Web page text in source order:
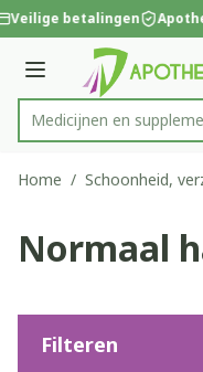
Ga naar de inhoud
1 van 1
Veilige betalingen
Menu
Product, merk,
Medicijne
Home / Schoonheid,
Normaal
Filteren